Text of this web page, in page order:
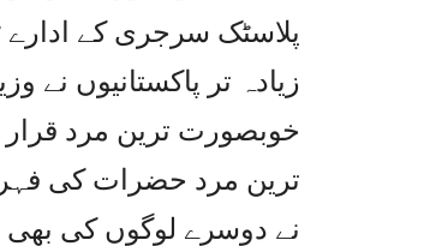
زیادہ تر پاکستانیوں نے
خوبصورت ترین مرد قرار
ترین مرد حضرات کی
نے دوسرے لوگوں کی بھی